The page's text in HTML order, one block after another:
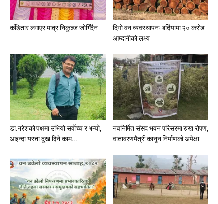
काँडेतार लगाएर मात्र निकुञ्ज जोगिँदैन
दिगो वन व्यवस्थापनः बर्दियामा २० करोड
आम्दानीको लक्ष्य
डा.नरेशको पक्षमा उभियो सर्वाेच्च र भन्यो,
आइन्दा यस्ता दुख दिने काम...
नवनिर्मित संसद भवन परिसरमा रुख रोपण,
वातावरणमैत्री कानून निर्माणको अपेक्षा